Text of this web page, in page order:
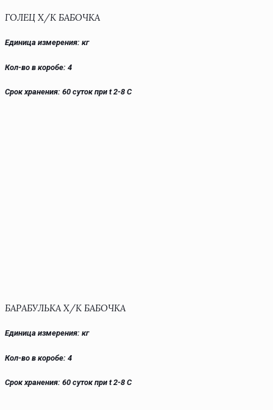
ГОЛЕЦ Х/К БАБОЧКА
Единица измерения: кг
Кол-во в коробе: 4
Срок хранения: 60 суток при t 2-8 С
БАРАБУЛЬКА Х/К БАБОЧКА
Единица измерения: кг
Кол-во в коробе: 4
Срок хранения: 60 суток при t 2-8 С